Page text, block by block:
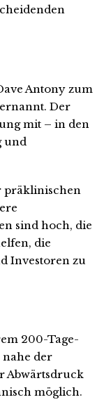
Antony zum
Der
mit – in den
und
präklinischen
sind hoch, die
die
Investoren zu
200-Tage-
nahe der
Abwärtsdruck
möglich.